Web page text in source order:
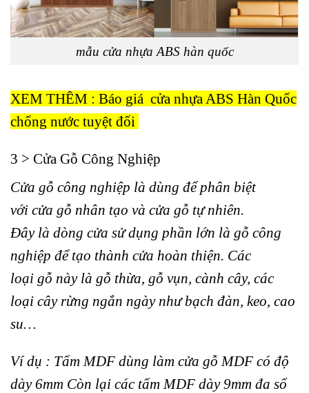
mẫu cửa nhựa ABS hàn quốc
XEM THÊM : Báo giá cửa nhựa ABS Hàn Quốc
chống nước tuyệt đối
3 > Cửa Gỗ Công Nghiệp
Cửa gỗ công nghiệp là dùng để phân biệt
với cửa gỗ nhân tạo và cửa gỗ tự nhiên.
Đây là dòng cửa sử dụng phần lớn là gỗ công
nghiệp để tạo thành cửa hoàn thiện. Các
loại gỗ này là gỗ thừa, gỗ vụn, cành cây, các
loại cây rừng ngắn ngày như bạch đàn, keo, cao
su…
Ví dụ : Tấm MDF dùng làm cửa gỗ MDF có độ
dày 6mm Còn lại các tấm MDF dày 9mm đa số